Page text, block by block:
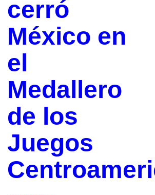
cerró
México en
el
Medallero
de los
Juegos